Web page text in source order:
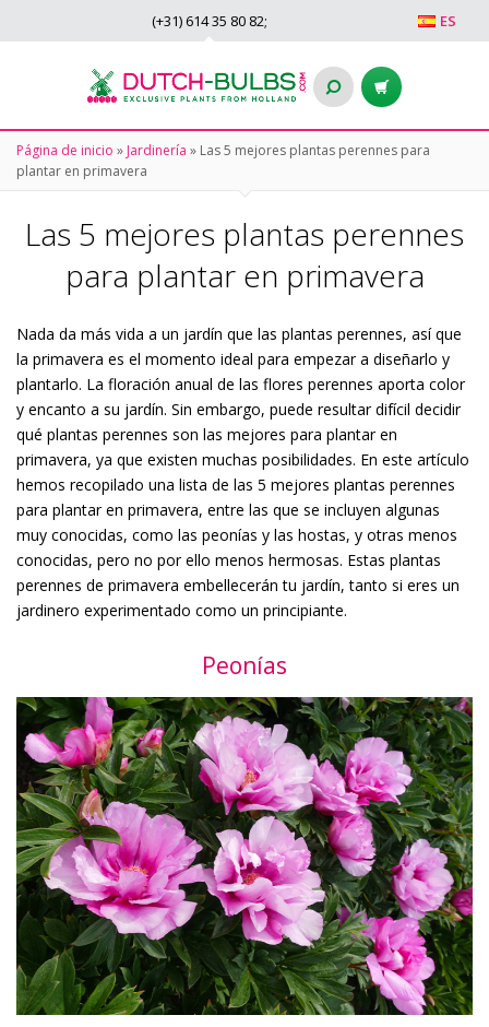
ES
(+31) 614 35 80 82;
Página de inicio » Jardinería » Las 5 mejores plantas perennes para
plantar en primavera
Las 5 mejores plantas perennes
para plantar en primavera
Nada da más vida a un jardín que las plantas perennes, así que
la primavera es el momento ideal para empezar a diseñarlo y
plantarlo. La floración anual de las flores perennes aporta color
y encanto a su jardín. Sin embargo, puede resultar difícil decidir
qué plantas perennes son las mejores para plantar en
primavera, ya que existen muchas posibilidades. En este artículo
hemos recopilado una lista de las 5 mejores plantas perennes
para plantar en primavera, entre las que se incluyen algunas
muy conocidas, como las peonías y las hostas, y otras menos
conocidas, pero no por ello menos hermosas. Estas plantas
perennes de primavera embellecerán tu jardín, tanto si eres un
jardinero experimentado como un principiante.
Peonías